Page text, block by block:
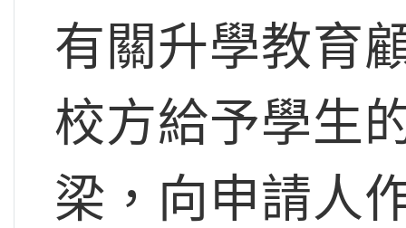
有關升學教育
校方給予學生
梁，向申請人